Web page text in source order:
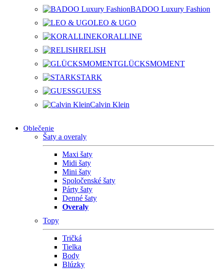
BADOO Luxury Fashion
LEO & UGO
KORALLINE
RELISH
GLÜCKSMOMENT
STARK
GUESS
Calvin Klein
Oblečenie
Šaty a overaly
Maxi šaty
Midi šaty
Mini šaty
Spoločenské šaty
Párty šaty
Denné šaty
Overaly
Topy
Tričká
Tielka
Body
Blúzky